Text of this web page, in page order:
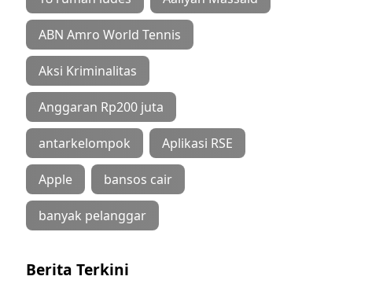
ABN Amro World Tennis
Aksi Kriminalitas
Anggaran Rp200 juta
antarkelompok Aplikasi RSE
Apple bansos cair
banyak pelanggar
Berita Terkini